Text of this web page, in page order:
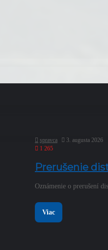
spravca
3. augusta 2026
1 265
Prerušenie
Oznámenie o prerušení
Viac